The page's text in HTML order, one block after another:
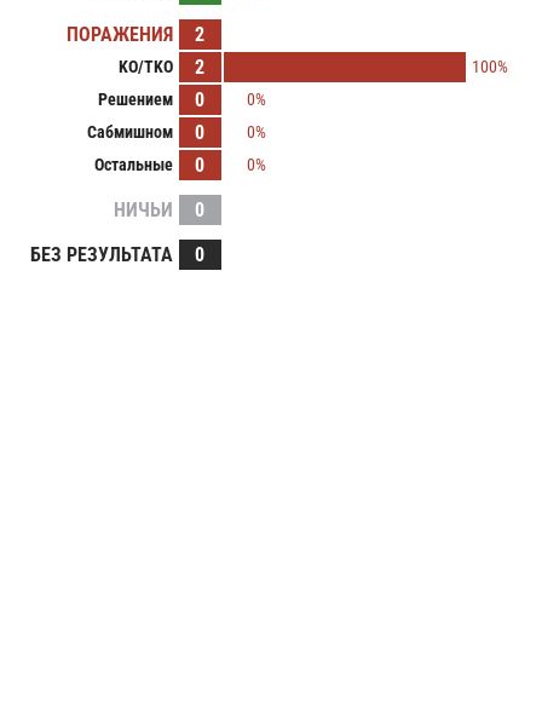
ПОРАЖЕНИЯ 2
KO/TKO 2
100%
Решением
0
0%
Сабмишном
0
0%
Остальные
0 0%
НИЧЬИ
0
БЕЗ РЕЗУЛЬТАТА
0